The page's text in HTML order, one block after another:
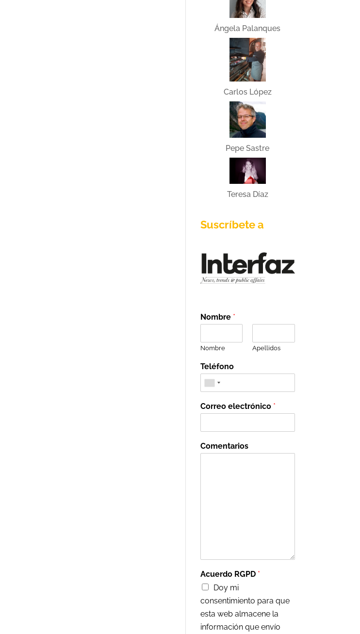
Ángela Palanques
Carlos López
Pepe Sastre
Teresa Díaz
Suscríbete a
Nombre *
Nombre Apellidos
Teléfono
Correo electrónico *
Comentarios
Acuerdo RGPD *
Doy mi
consentimiento para que
esta web almacene la
información que envío